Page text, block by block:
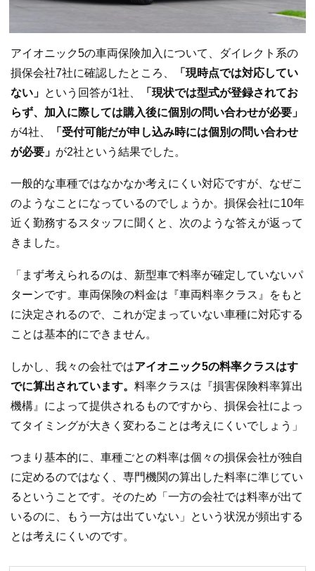
アイオニック5の車両保険加入について、ダイレクト系の
損保会社7社に確認したところ、
「現時点では対応してい
ない」 という回答が1社、
「現状では型式が登録されてお
らず、加入に際しては購入後に個別の問い合わせが必要」
が4社、
「受付可能だが申し込み時には個別の問い合わせ
が必要」 が2社という結果でした。
一般的な車種ではなかなか考えにくい対応ですが、なぜこ
のようなことになっているのでしょうか。損保会社に10年
近く勤務するスタッフに聞くと、次のような答えが返って
きました。
「まず考えられるのは、新型車で料率が確定していないパ
ターンです。車両保険の料金は『車両料率クラス』をもと
に決定されるので、これが定まっていない車種に対応する
ことは基本的にできません。
しかし、我々の会社ではアイオニック5の料率クラスはす
でに算出されています。 料率クラスは『損害保険料率算出
機構』によって提供されるものですから、損保会社によっ
てタイミングが大きく変わることは考えにくいでしょう」
つまり基本的に、車種ごとの料率は個々の損保会社が独自
に定めるのではなく、専門機関の算出した料率に準じてい
るということです。そのため「一方の会社では料率が出て
いるのに、もう一方は出ていない」という状況が頻出する
とは考えにくいのです。